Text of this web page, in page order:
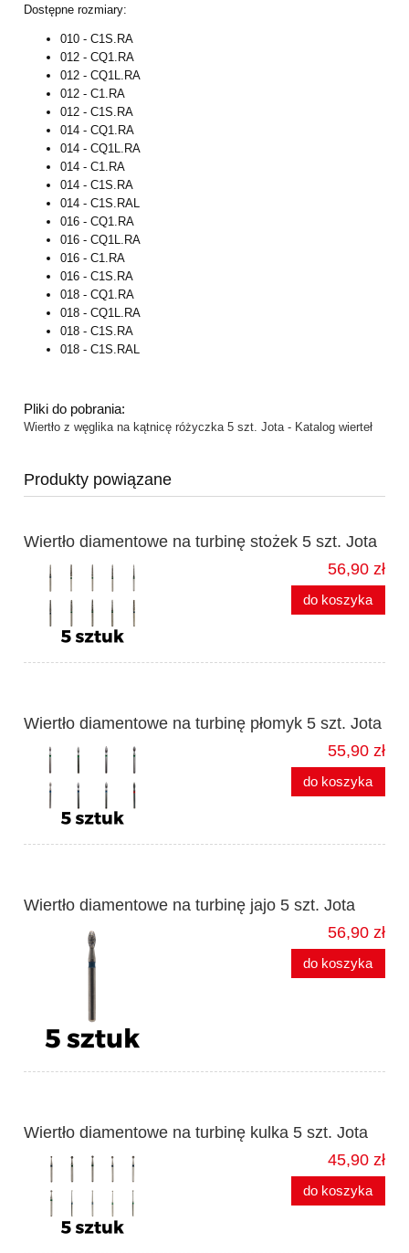
Dostępne rozmiary:
010 - C1S.RA
012 - CQ1.RA
012 - CQ1L.RA
012 - C1.RA
012 - C1S.RA
014 - CQ1.RA
014 - CQ1L.RA
014 - C1.RA
014 - C1S.RA
014 - C1S.RAL
016 - CQ1.RA
016 - CQ1L.RA
016 - C1.RA
016 - C1S.RA
018 - CQ1.RA
018 - CQ1L.RA
018 - C1S.RA
018 - C1S.RAL
Pliki do pobrania:
Wiertło z węglika na kątnicę różyczka 5 szt. Jota - Katalog wierteł
Produkty powiązane
Wiertło diamentowe na turbinę stożek 5 szt. Jota
56,90 zł
do koszyka
Wiertło diamentowe na turbinę płomyk 5 szt. Jota
55,90 zł
do koszyka
Wiertło diamentowe na turbinę jajo 5 szt. Jota
56,90 zł
do koszyka
Wiertło diamentowe na turbinę kulka 5 szt. Jota
45,90 zł
do koszyka